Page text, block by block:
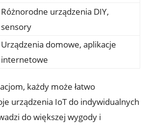
Różnorodne urządzenia DIY,
sensory
Urządzenia domowe, aplikacje
internetowe
każdy może łatwo
urządzenia IoT do indywidualnych
do większej wygody i